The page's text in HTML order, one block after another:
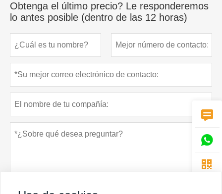
Obtenga el último precio? Le responderemos
lo antes posible (dentro de las 12 horas)


